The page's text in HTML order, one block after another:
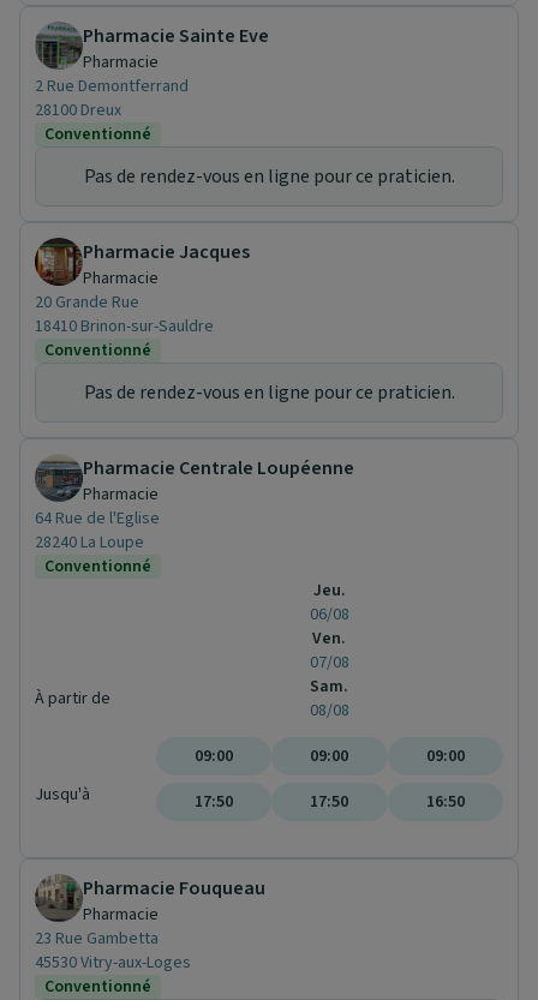
Pharmacie Sainte Eve
Pharmacie
2 Rue Demontferrand
28100 Dreux
Conventionné
Pas de rendez-vous en ligne pour ce praticien.
Pharmacie Jacques
Pharmacie
20 Grande Rue
18410 Brinon-sur-Sauldre
Conventionné
Pas de rendez-vous en ligne pour ce praticien.
Pharmacie Centrale Loupéenne
Pharmacie
64 Rue de l'Eglise
28240 La Loupe
Conventionné
À partir de
Jusqu'à
Jeu.
06/08
Ven.
07/08
Sam.
08/08
09:00
17:50
09:00
17:50
09:00
16:50
Pharmacie Fouqueau
Pharmacie
23 Rue Gambetta
45530 Vitry-aux-Loges
Conventionné